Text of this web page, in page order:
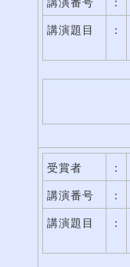
講演題目
：
受賞者 ：
講演番号
：
講演題目
：